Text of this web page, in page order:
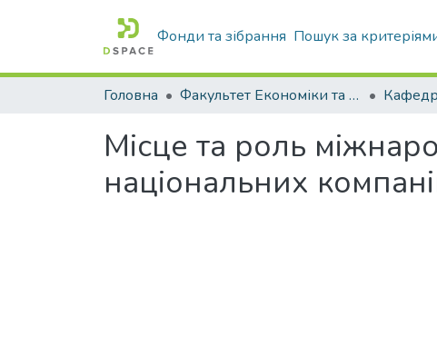
Фонди та зібрання Пошук за
Головна Факультет Економіки та бізнесу
Місце та роль
національних